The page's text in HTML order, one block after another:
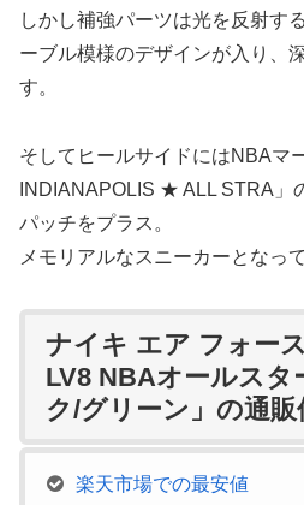
しかし補強パーツは光を反射す
ーブル模様のデザインが入り、
す。
そしてヒールサイドにはNBAマ
INDIANAPOLIS ★ ALL STRA」
パッチをプラス。
メモリアルなスニーカーとなっ
ナイキ エア フォー
LV8 NBAオールスタ
ク/グリーン」の通販
楽天市場での最安値